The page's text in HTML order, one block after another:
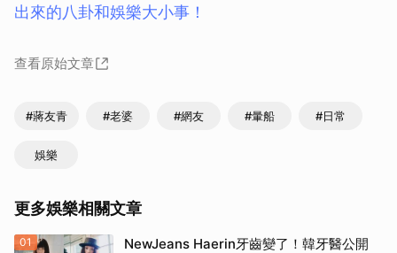
出來的八卦和娛樂大小事！
查看原始文章
#蔣友青 #老婆 #網友 #暈船 #日常
娛樂
更多娛樂相關文章
01
NewJeans Haerin牙齒變了！韓牙醫公開